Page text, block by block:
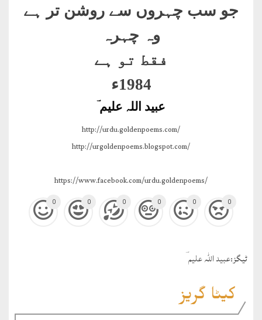
جو سب چہروں سے روشن تر ہے
وہ چہرہ
فقط تو ہے
1984ء
عبید اللہ علیم ؔ
http://urdu.goldenpoems.com/
http://urgoldenpoems.blogspot.com/
https://www.facebook.com/urdu.goldenpoems/
0 0 0 0 0 0
ٹيگز:عبید اللہ علیم ؔ
کیٹا گریز